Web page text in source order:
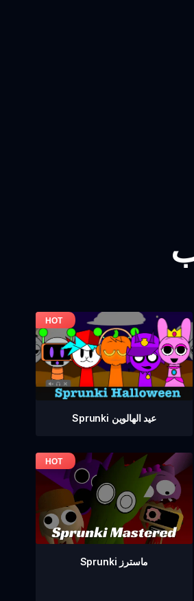
Sprunki عيد الهالوين
Sprunki ماسترز